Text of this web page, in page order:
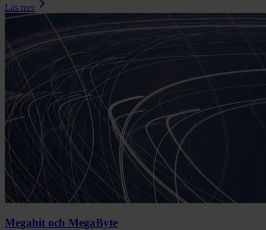
Läs mer
Megabit och MegaByte